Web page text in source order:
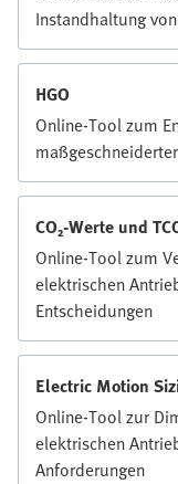
Instandhaltung
HGO
Online-Tool zum
CO₂-Werte und
Online-Tool zum
elektrischen
Entscheidungen
Electric Motion
Online-Tool zur
elektrischen
Anforderungen